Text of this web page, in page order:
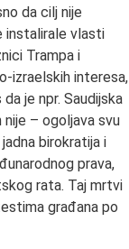
da cilj nije
instalirale vlasti
Trampa i
izraelskih interesa,
je npr. Saudijska
– ogoljava svu
birokratija i
prava,
rata. Taj mrtvi
građana po